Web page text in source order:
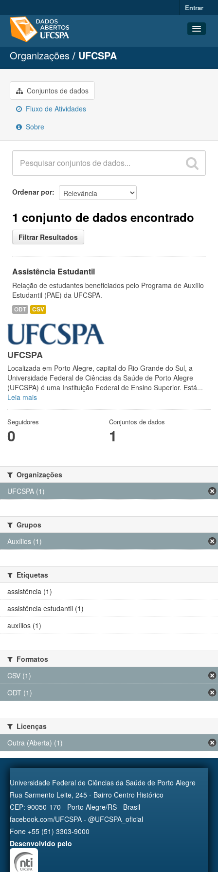
Entrar
Conjuntos de dados
Organizações
Grupos
Sobre
Organizações UFCSPA
Conjuntos de dados
Fluxo de Atividades
Sobre
Ordenar por
1 conjunto de dados encontrado
Filtrar Resultados
Assistência Estudantil
Relação de estudantes beneficiados pelo Programa de Auxílio
Estudantil (PAE) da UFCSPA.
ODT CSV
UFCSPA
Localizada em Porto Alegre, capital do Rio Grande do Sul, a
Universidade Federal de Ciências da Saúde de Porto Alegre
(UFCSPA) é uma Instituição Federal de Ensino Superior. Está...
Leia mais
Seguidores
0
Conjuntos de dados
1
Organizações
UFCSPA (1)
Grupos
Auxílios (1)
Etiquetas
assistência (1)
assistência estudantil (1)
auxílios (1)
Formatos
CSV (1)
ODT (1)
Licenças
Outra (Aberta) (1)
Universidade Federal de Ciências da Saúde de Porto Alegre
Rua Sarmento Leite, 245 - Bairro Centro Histórico
CEP: 90050-170 - Porto Alegre/RS - Brasil
facebook.com/UFCSPA - @UFCSPA_oficial
Fone +55 (51) 3303-9000
Desenvolvido pelo